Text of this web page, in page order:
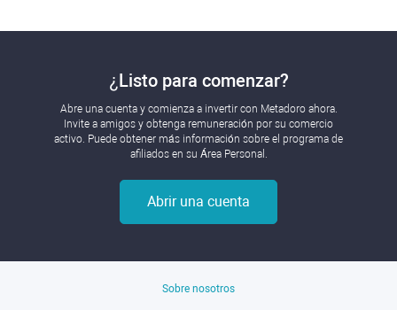
¿Listo para comenzar?
Abre una cuenta y comienza a invertir con Metadoro ahora.
Invite a amigos y obtenga remuneración por su comercio
activo. Puede obtener más información sobre el programa de
afiliados en su Área Personal.
Abrir una cuenta
Sobre nosotros